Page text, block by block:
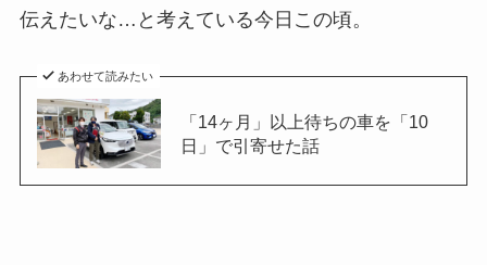
伝えたいな…と考えている今日この頃。
あわせて読みたい
「14ヶ月」以上待ちの車を「10
日」で引寄せた話